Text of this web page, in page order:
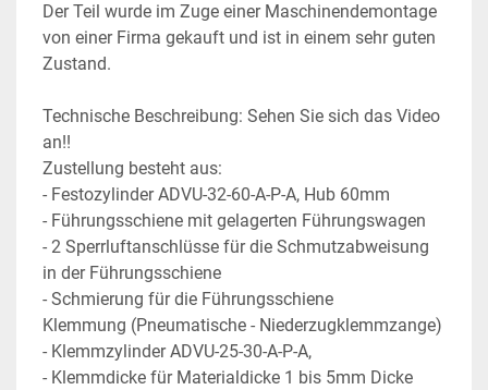
Der Teil wurde im Zuge einer Maschinendemontage
von einer Firma gekauft und ist in einem sehr guten
Zustand.
Technische Beschreibung: Sehen Sie sich das Video
an!!
Zustellung besteht aus:
- Festozylinder ADVU-32-60-A-P-A, Hub 60mm
- Führungsschiene mit gelagerten Führungswagen
- 2 Sperrluftanschlüsse für die Schmutzabweisung
in der Führungsschiene
- Schmierung für die Führungsschiene
Klemmung (Pneumatische - Niederzugklemmzange)
- Klemmzylinder ADVU-25-30-A-P-A,
- Klemmdicke für Materialdicke 1 bis 5mm Dicke